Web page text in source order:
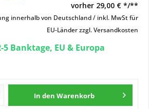
vorher 29,00 € */**
innerhalb von Deutschland / inkl. MwSt für
EU-Länderzzgl. Versandkosten
5 Banktage, EU & Europa
In den Warenkorb